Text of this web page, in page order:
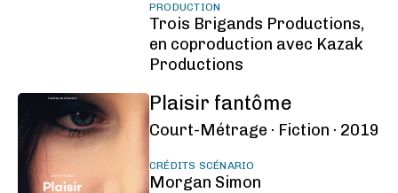
PRODUCTION
Trois Brigands Productions,
en coproduction avec Kazak
Productions
Plaisir fantôme
Court-Métrage · Fiction · 2019
CRÉDITS SCÉNARIO
Morgan Simon